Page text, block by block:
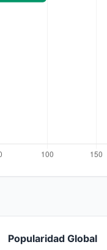
Popularidad Global